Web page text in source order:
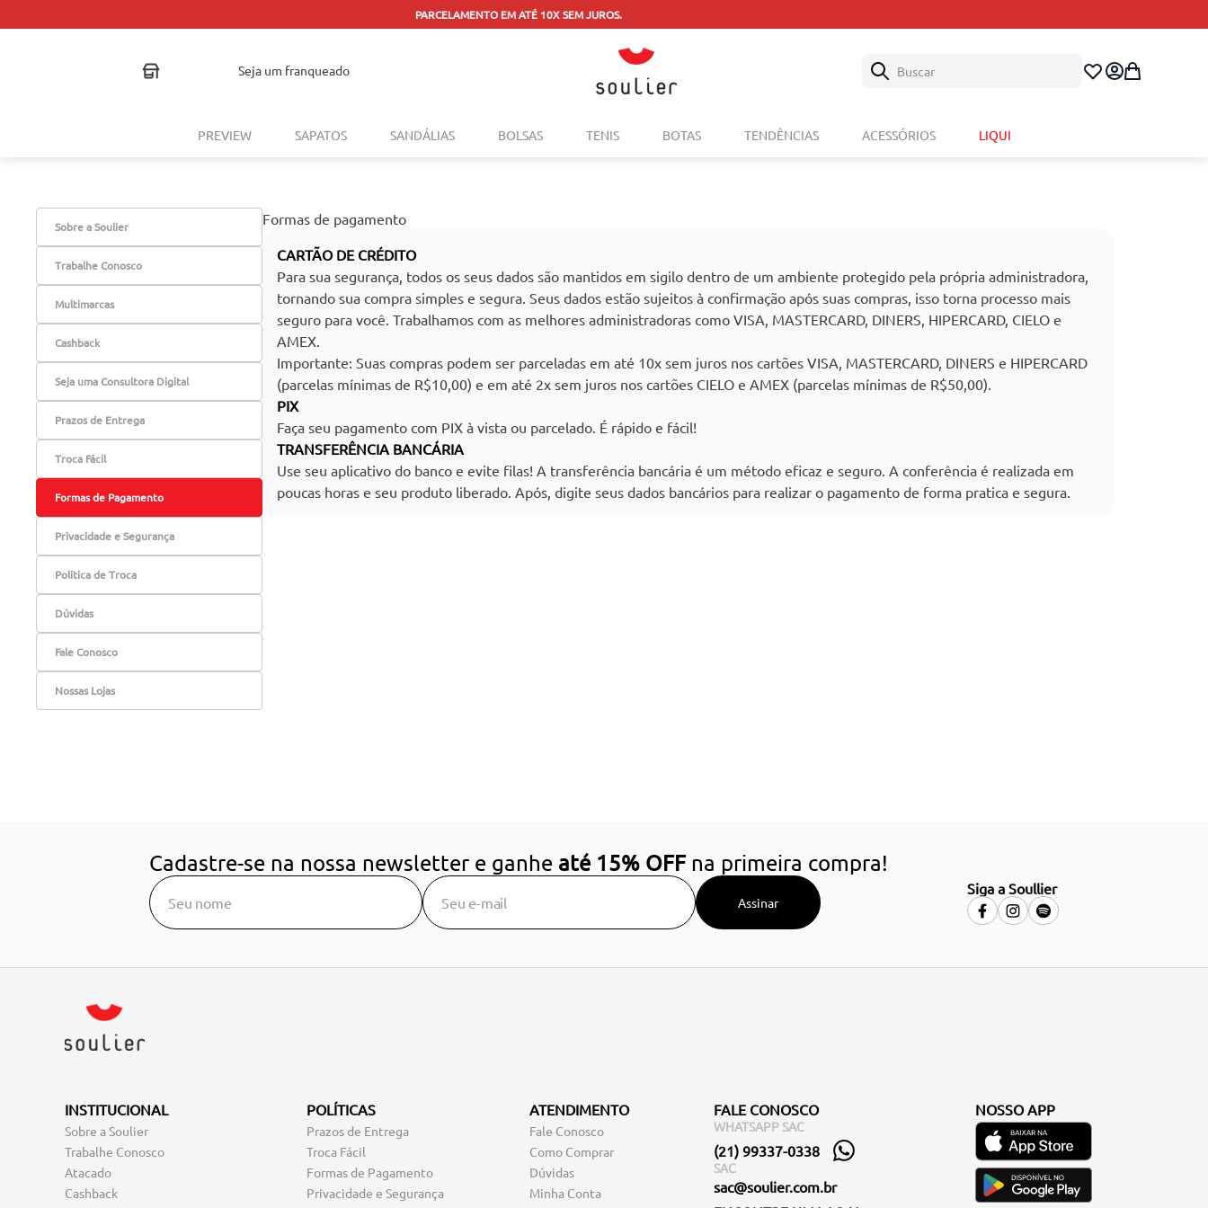
TROCA FÁCIL — TROQUE PELO SITE OU CONSULTE A LOJA MAIS PRÓXIMA.
seja um franqueado Buscar
PREVIEW SAPATOS SANDÁLIAS BOLSAS TENIS BOTAS TENDÊNCIAS ACESSÓRIOS LIQUI
Sobre a Soulier
Trabalhe Conosco
Multimarcas
Cashback
Seja uma Consultora Digital
Prazos de Entrega
Troca Fácil
Formas de Pagamento
Privacidade e Segurança
Política de Troca
Dúvidas
Fale Conosco
Nossas Lojas
Formas de pagamento
CARTÃO DE CRÉDITO
Para sua segurança, todos os seus dados são mantidos em sigilo dentro de um ambiente protegido pela própria administradora,
tornando sua compra simples e segura. Seus dados estão sujeitos à confirmação após suas compras, isso torna processo mais
seguro para você. Trabalhamos com as melhores administradoras como VISA, MASTERCARD, DINERS, HIPERCARD, CIELO e
AMEX.
Importante: Suas compras podem ser parceladas em até 10x sem juros nos cartões VISA, MASTERCARD, DINERS e HIPERCARD
(parcelas mínimas de R$10,00) e em até 2x sem juros nos cartões CIELO e AMEX (parcelas mínimas de R$50,00).
PIX
Faça seu pagamento com PIX à vista ou parcelado. É rápido e fácil!
TRANSFERÊNCIA BANCÁRIA
Use seu aplicativo do banco e evite filas! A transferência bancária é um método eficaz e seguro. A conferência é realizada em
poucas horas e seu produto liberado. Após, digite seus dados bancários para realizar o pagamento de forma pratica e segura.
Cadastre-se na nossa newsletter e ganhe até 15% OFFna primeira compra!
Assinar
Siga a Soullier
INSTITUCIONAL
Sobre a Soulier
Trabalhe Conosco
Atacado
Cashback
POLÍTICAS
Prazos de Entrega
Troca Fácil
Formas de Pagamento
Privacidade e Segurança
ATENDIMENTO
Fale Conosco
Como Comprar
Dúvidas
Minha Conta
FALE CONOSCO
WHATSAPP SAC
(21) 99337-0338
SAC
sac@soulier.com.br
NOSSO APP
1º
tenis
5º
mocassim
6º
sandalia
8º
mochila
10 º anabela